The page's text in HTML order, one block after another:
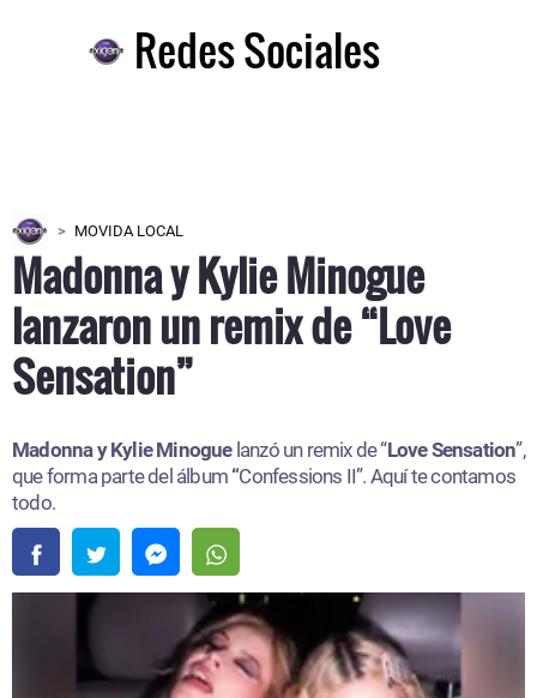
Redes Sociales
MOVIDA LOCAL
Madonna y Kylie Minogue
lanzaron un remix de “Love
Sensation”
Madonna y Kylie Minogue lanzó un remix de “Love Sensation”,
que forma parte del álbum “Confessions II”. Aquí te contamos
todo.